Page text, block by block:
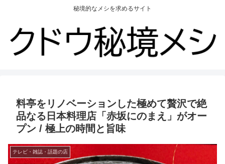
秘境的なメシを求めるサイト
料亭をリノベーションした極めて贅沢で絶
品なる日本料理店「赤坂にのまえ」がオー
プン / 極上の時間と旨味
テレビ・雑誌・話題の店